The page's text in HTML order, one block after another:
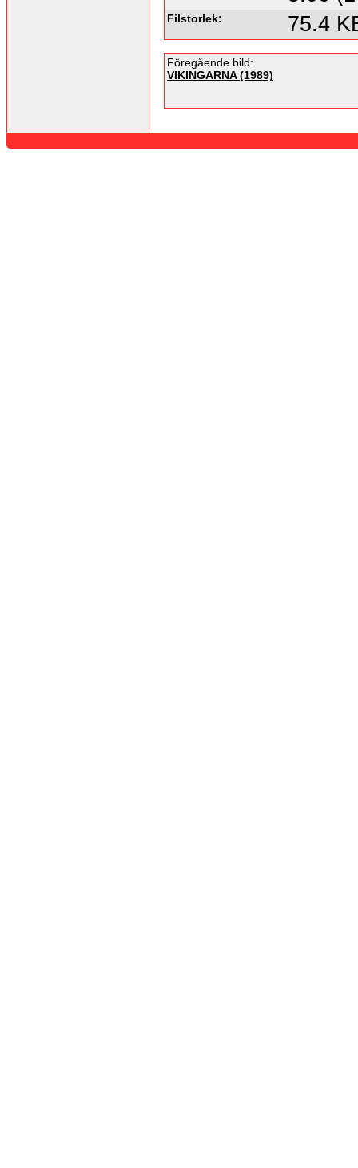
Filstorlek: 75.4
Föregående bild:
VIKINGARNA (1989)